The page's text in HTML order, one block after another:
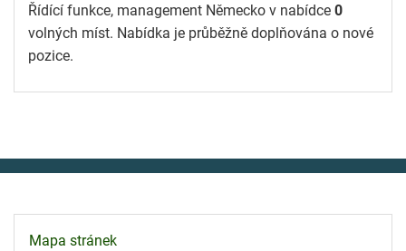
Řídící funkce, management Německo v nabídce 0
volných míst. Nabídka je průběžně doplňována o nové
pozice.
Mapa stránek